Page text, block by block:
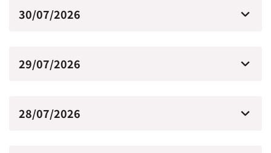
30/07/2026
29/07/2026
28/07/2026